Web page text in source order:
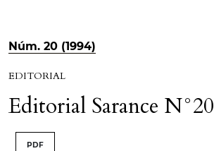
Núm. 20 (1994)
EDITORIAL
Editorial Sarance
PDF